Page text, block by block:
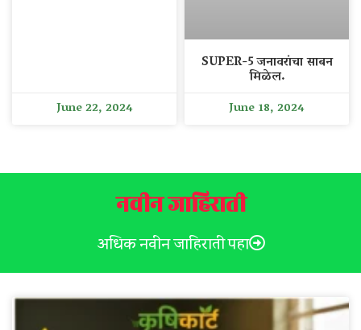
June 22, 2024
SUPER-5 जनावरांचा साबन
मिळेल.
June 18, 2024
नवीन जाहिराती
अधिक नवीन जाहिराती पहा